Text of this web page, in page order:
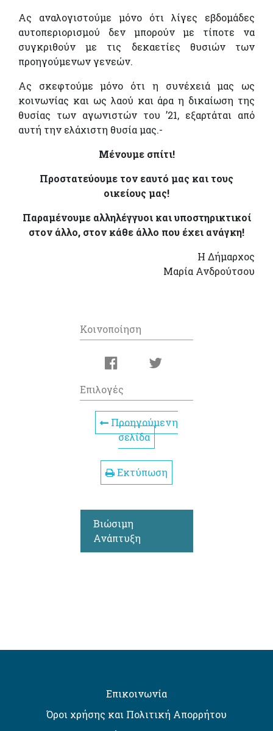
Ας αναλογιστούμε μόνο ότι λίγες εβδομάδες
αυτοπεριορισμού δεν μπορούν με τίποτε να
συγκριθούν με τις δεκαετίες θυσιών των
προηγούμενων γενεών.
Ας σκεφτούμε μόνο ότι η συνέχειά μας ως
κοινωνίας και ως λαού και άρα η δικαίωση της
θυσίας των αγωνιστών του ’21, εξαρτάται από
αυτή την ελάχιστη θυσία μας.-
Μένουμε σπίτι!
Προστατεύουμε τον εαυτό μας και τους
οικείους μας!
Παραμένουμε αλληλέγγυοι και υποστηρικτικοί
στον άλλο, στον κάθε άλλο που έχει ανάγκη!
Η Δήμαρχος
Μαρία Ανδρούτσου
Κοινοποίηση
Επιλογές
Προηγούμενη
σελίδα
Εκτύπωση
Βιώσιμη
Ανάπτυξη
Επικοινωνία
Όροι χρήσης και Πολιτική Απορρήτου